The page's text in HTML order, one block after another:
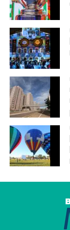
PRÓXIMO
Pista de
em Sobradinho
RECENTES
Celina Leão
vanguarda da